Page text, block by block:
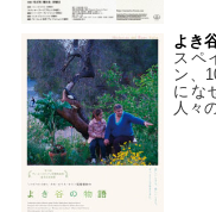
よき
スペ
ン、
にな
人々